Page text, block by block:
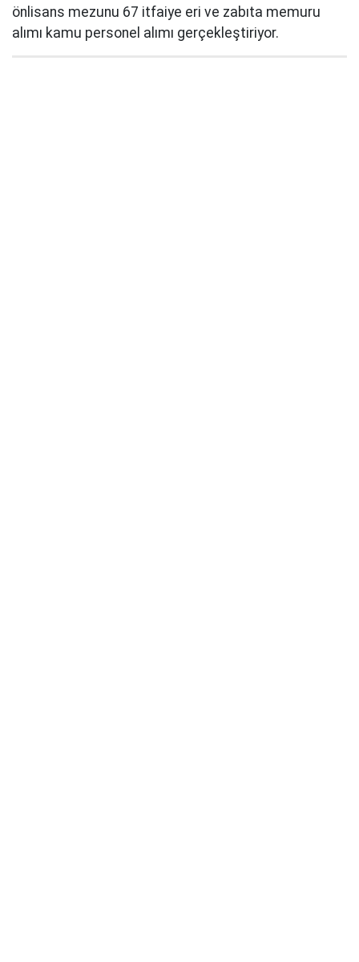
önlisans mezunu 67 itfaiye eri ve zabıta memuru
alımı kamu personel alımı gerçekleştiriyor.